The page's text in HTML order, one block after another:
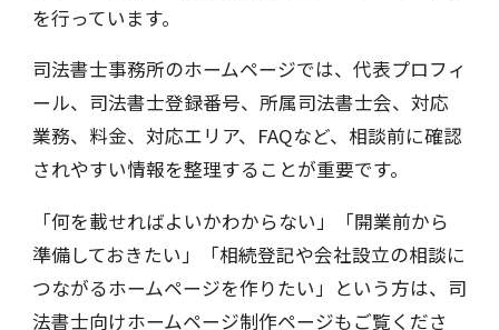
を行っています。
司法書士事務所のホームページでは、代表プロフィ
ール、司法書士登録番号、所属司法書士会、対応
業務、料金、対応エリア、FAQなど、相談前に確認
されやすい情報を整理することが重要です。
「何を載せればよいかわからない」「開業前から
準備しておきたい」「相続登記や会社設立の相談に
つながるホームページを作りたい」という方は、司
法書士向けホームページ制作ページもご覧くださ